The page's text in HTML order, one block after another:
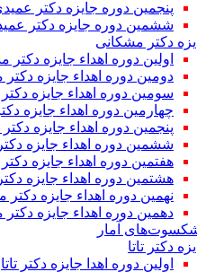
پنجمین دوره جایزه دکتر عمیدی
ششمین دوره جایزه دکتر
دکتر مشکانی
اولین دوره اهداء جایزه دکتر
دومین دوره اهداء جایزه دکتر
سومین دوره اهداء جایزه
چهارمین دوره اهداء جایزه
پنجمین دوره اهداء جایزه دکتر
ششمین دوره اهداء جایزه
هفتمین دوره اهداء جایزه
هشتمین دوره اهداء جایزه
نهمین دوره اهداء جایزه دکتر
دهمین دوره اهداء جایزه دکتر
آمار
دکتر تاتا
اولین دوره اهدا جایزه دکتر تاتا